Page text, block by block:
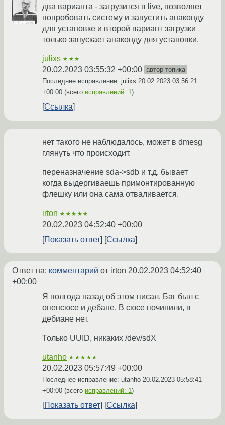
два варианта - загрузится в live, позволяет
попробовать систему и запустить анаконду
для установке и второй вариант загрузки
только запускает анаконду для установки.
julixs ★★★
20.02.2023 03:55:32 +00:00 автор топика
Последнее исправление: julixs 20.02.2023 03:56:21
+00:00 (всего исправлений: 1)
Ссылка
нет такого не наблюдалось, может в dmesg
глянуть что происходит.
переназначение sda->sdb и т.д. бывает
когда выдергиваешь примонтированную
флешку или она сама отваливается.
irton ★★★★★
20.02.2023 04:52:40 +00:00
Показать ответ
Ссылка
Ответ на: комментарий от irton 20.02.2023 04:52:40
+00:00
Я полгода назад об этом писал. Баг был с
опенсюсе и дебане. В сюсе починили, в
дебиане нет.
Только UUID, никаких /dev/sdX
utanho ★★★★★
20.02.2023 05:57:49 +00:00
Последнее исправление: utanho 20.02.2023 05:58:41
+00:00 (всего исправлений: 1)
Показать ответ Ссылка